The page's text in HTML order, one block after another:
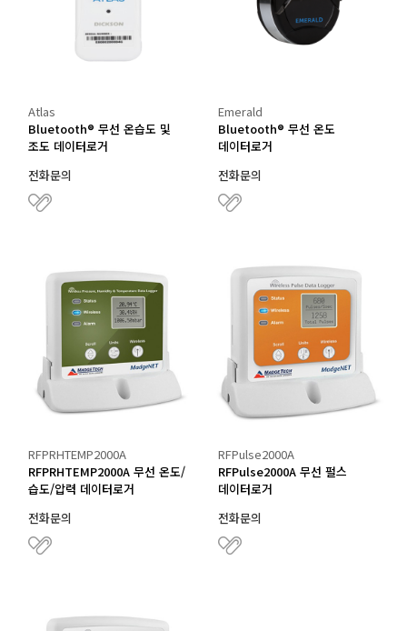
Atlas
Bluetooth® 무선 온습도 및
조도 데이터로거
전화문의
Emerald
Bluetooth® 무선 온도
데이터로거
전화문의
RFPRHTEMP2000A
RFPRHTEMP2000A 무선 온도/
습도/압력 데이터로거
전화문의
RFPulse2000A
RFPulse2000A 무선 펄스
데이터로거
전화문의